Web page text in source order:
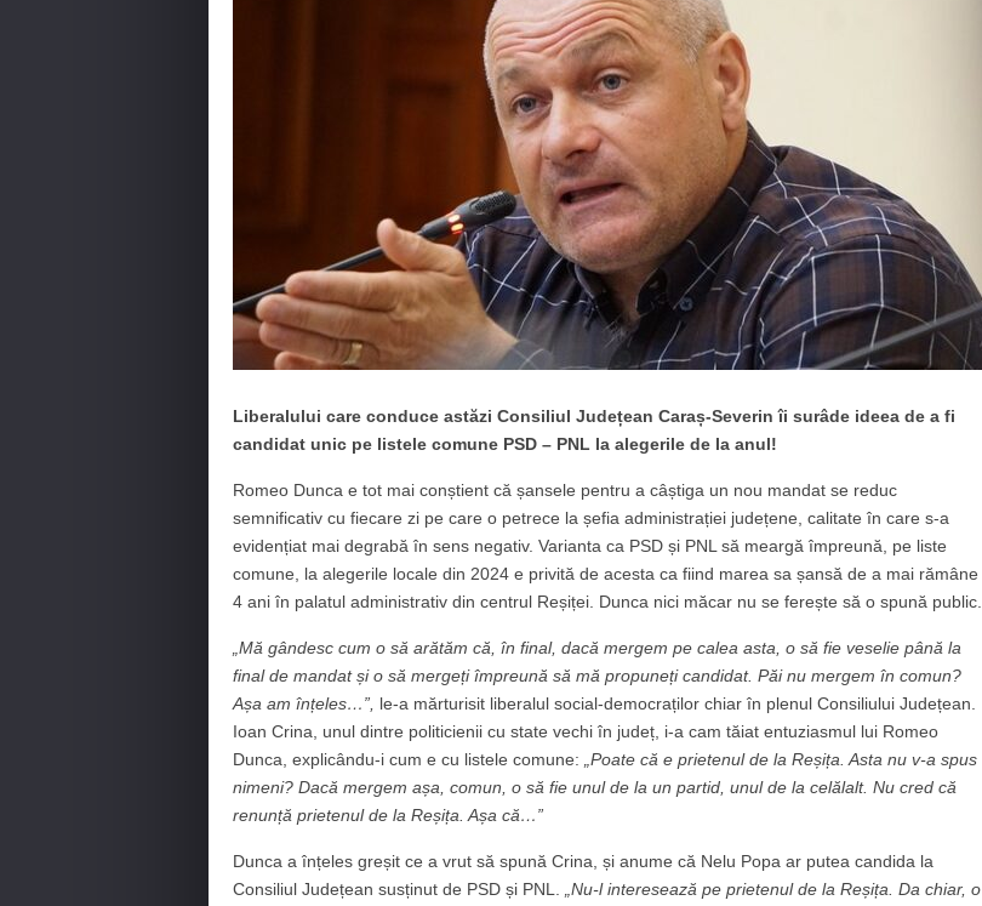
Liberalului care conduce astăzi Consiliul Județean Caraș-Severin îi surâde ideea de a fi
candidat unic pe listele comune PSD – PNL la alegerile de la anul!
Romeo Dunca e tot mai conștient că șansele pentru a câștiga un nou mandat se reduc
semnificativ cu fiecare zi pe care o petrece la șefia administrației județene, calitate în care s-a
evidențiat mai degrabă în sens negativ. Varianta ca PSD și PNL să meargă împreună, pe liste
comune, la alegerile locale din 2024 e privită de acesta ca fiind marea sa șansă de a mai rămâne
4 ani în palatul administrativ din centrul Reșiței. Dunca nici măcar nu se ferește să o spună public.
„Mă gândesc cum o să arătăm că, în final, dacă mergem pe calea asta, o să fie veselie până la
final de mandat și o să mergeți împreună să mă propuneți candidat. Păi nu mergem în comun?
Așa am înțeles…”, le-a mărturisit liberalul social-democraților chiar în plenul Consiliului Județean.
Ioan Crina, unul dintre politicienii cu state vechi în județ, i-a cam tăiat entuziasmul lui Romeo
Dunca, explicându-i cum e cu listele comune:
„Poate că e prietenul de la Reșița. Asta nu v-a spus
nimeni? Dacă mergem așa, comun, o să fie unul de la un partid, unul de la celălalt. Nu cred că
renunță prietenul de la Reșița. Așa că…”
Dunca a înțeles greșit ce a vrut să spună Crina, și anume că Nelu Popa ar putea candida la
Consiliul Județean susținut de PSD și PNL.
„Nu-l interesează pe prietenul de la Reșița. Da chiar, o